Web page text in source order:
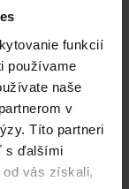
funkcií
používame
naše
v
Títo partneri
s ďalšími
od vás získali,